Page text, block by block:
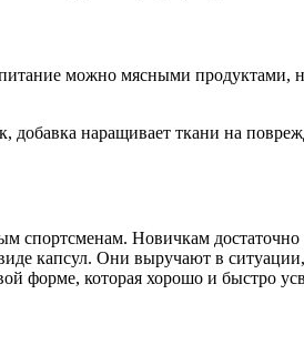
можно мясными продуктами,
добавка наращивает ткани на
Новичкам
капсул. Они выручают в
которая хорошо и быстро